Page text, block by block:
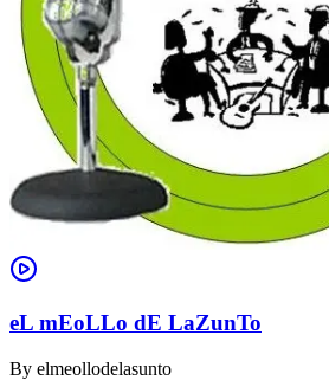
eL mEoLLo dE LaZunTo
By elmeollodelasunto